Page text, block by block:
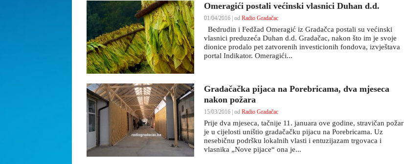
Omeragići postali većinski vlasnici Duhan d.d.
01/04/2016 | od Radio Gradačac
Bedrudin i Fedžad Omeragić iz Gradačca postali su većinski
vlasnici preduzeća Duhan d.d. Gradačac, nakon što im je svoje
dionice prodalo pet zatvorenih investicionih fondova, izvještava
portal Indikator. Omeragići...
Gradačačka pijaca na Porebricama, dva mjeseca
nakon požara
15/03/2016 | od Radio Gradačac
Prije dva mjeseca, tačnije 11. januara ove godine, stravičan požar
je u cijelosti uništio gradačačku pijacu na Porebricama. Uz
nesebičnu podršku lokalnih vlasti i entuzijazam trgovaca i
vlasnika „Nove pijace“ ona je...